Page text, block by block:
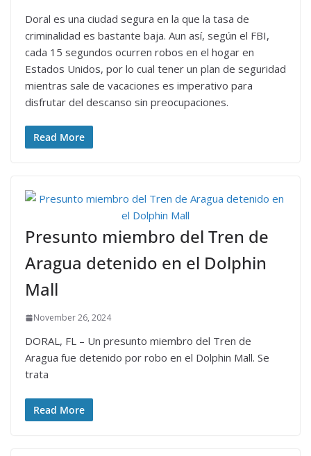
Doral es una ciudad segura en la que la tasa de
criminalidad es bastante baja. Aun así, según el FBI,
cada 15 segundos ocurren robos en el hogar en
Estados Unidos, por lo cual tener un plan de seguridad
mientras sale de vacaciones es imperativo para
disfrutar del descanso sin preocupaciones.
Read More
Presunto miembro del Tren de
Aragua detenido en el Dolphin
Mall
November 26, 2024
DORAL, FL – Un presunto miembro del Tren de
Aragua fue detenido por robo en el Dolphin Mall. Se
trata
Read More